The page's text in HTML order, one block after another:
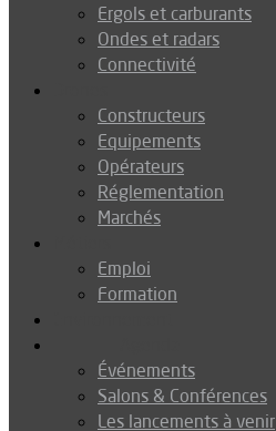
Ergols et carburants
Ondes et radars
Connectivité
Constructeurs
Equipements
Opérateurs
Réglementation
Marchés
Emploi
Formation
Événements
Salons & Conférences
Les lancements à venir